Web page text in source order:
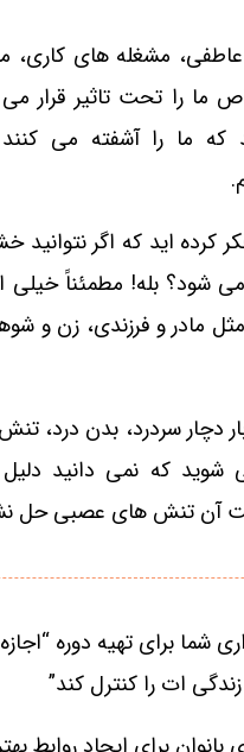
مشغله های کاری،
ما را تحت تاثیر قرار
که ما را آشفته می
کرده اید که اگر نتوانید
شود؟ بله! مطمئناً خیلی
مادر و فرزندی، زن و
دچار سردرد، بدن درد،
شوید که نمی دانید
آن تنش های عصبی حل
شما برای تهیه دوره
زندگی ات را کنترل کند”